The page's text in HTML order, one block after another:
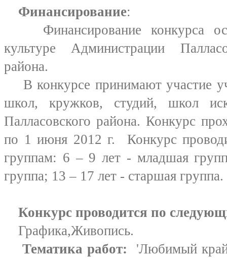
Финансирование:
Финансирование конкурса
культуре Администрации
района.
В конкурсе принимают участие
школ, кружков, студий, школ
Палласовского района. Конкурс
по 1 июня 2012 г. Конкурс
группам: 6 – 9 лет - младшая
группа; 13 – 17 лет - старшая группа.
Конкурс проводится по
Графика,Живопись.
Тематика работ: 'Любимый край